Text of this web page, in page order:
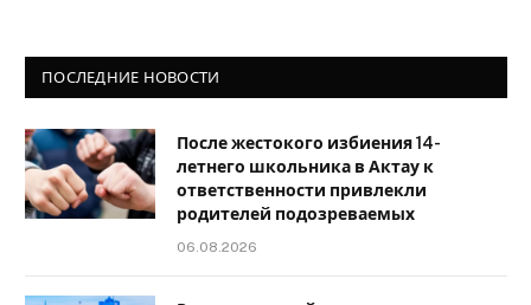
ПОСЛЕДНИЕ НОВОСТИ
После жестокого избиения 14-
летнего школьника в Актау к
ответственности привлекли
родителей подозреваемых
06.08.2026